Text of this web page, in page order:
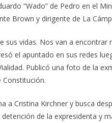
“Wado” de Pedro en el
Brown y dirigente de La
sus vidas. Nos van a encontrar
el apuntado en sus redes
Publicó una foto de la
a Cristina Kirchner y busca
de la expresidenta y